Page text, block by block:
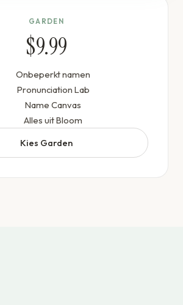
GARDEN
$9.99
Onbeperkt namen
Pronunciation Lab
Name Canvas
Alles uit Bloom
Kies Garden